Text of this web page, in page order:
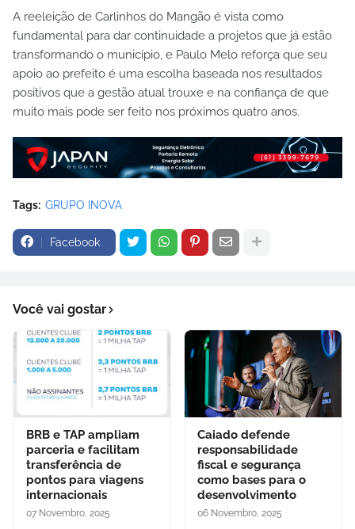
A reeleição de Carlinhos do Mangão é vista como
fundamental para dar continuidade a projetos que já estão
transformando o município, e Paulo Melo reforça que seu
apoio ao prefeito é uma escolha baseada nos resultados
positivos que a gestão atual trouxe e na confiança de que
muito mais pode ser feito nos próximos quatro anos.
Tags: GRUPO INOVA
Facebook
Você vai gostar
BRB e TAP ampliam
parceria e facilitam
transferência de
pontos para viagens
internacionais
07 Novembro, 2025
Caiado defende
responsabilidade
fiscal e segurança
como bases para o
desenvolvimento
06 Novembro, 2025